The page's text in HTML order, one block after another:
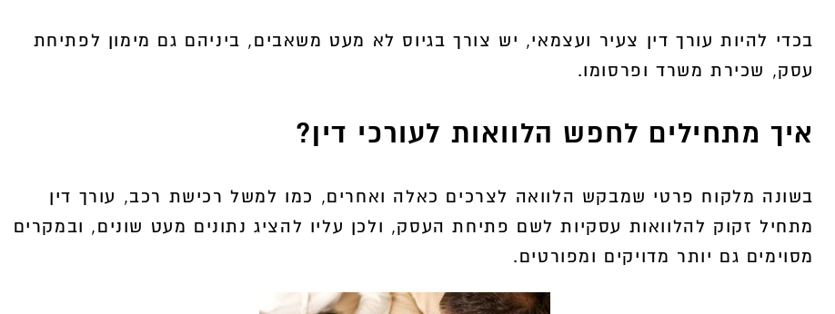
בכדי להיות עורך דין צעיר ועצמאי, יש צורך בגיוס לא מעט משאבים, ביניהם גם מימון לפתיחת
עסק, שכירת משרד ופרסומו.
איך מתחילים לחפש הלוואות לעורכי דין?
בשונה מלקוח פרטי שמבקש הלוואה לצרכים כאלה ואחרים, כמו למשל רכישת רכב, עורך דין
מתחיל זקוק להלוואות עסקיות לשם פתיחת העסק, ולכן עליו להציג נתונים מעט שונים, ובמקרים
מסוימים גם יותר מדויקים ומפורטים.